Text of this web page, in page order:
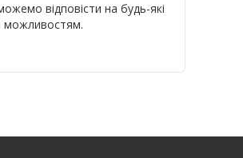
відповісти на будь-які
можливостям.